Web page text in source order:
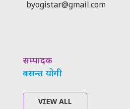
byogistar@gmail.com
सम्पादक
बसन्त योगी
VIEW ALL